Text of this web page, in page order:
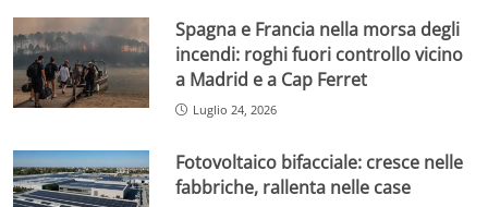
Spagna e Francia nella morsa degli
incendi: roghi fuori controllo vicino
a Madrid e a Cap Ferret
Luglio 24, 2026
Fotovoltaico bifacciale: cresce nelle
fabbriche, rallenta nelle case